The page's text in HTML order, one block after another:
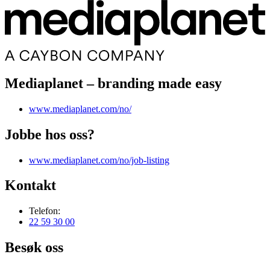
Mediaplanet – branding made easy
www.mediaplanet.com/no/
Jobbe hos oss?
www.mediaplanet.com/no/job-listing
Kontakt
Telefon:
22 59 30 00
Besøk oss